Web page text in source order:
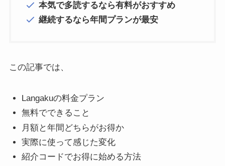
本気で多読するなら有料がおすすめ
継続するなら年間プランが最安
この記事では、
Langakuの料金プラン
無料でできること
月額と年間どちらがお得か
実際に使って感じた変化
紹介コードでお得に始める方法